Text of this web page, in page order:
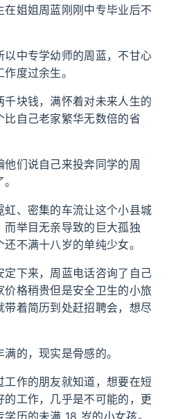
姐姐周蓝刚刚中专毕业后不
以中专学幼师的周蓝，不甘心
度过余生。
块钱，满怀着对未来人生的
比自己老家繁华无数倍的省
们说自己来投奔同学的周
、密集的车流让这个小县城
而举目无亲导致的巨大孤独
不满十八岁的单纯少女。
定下来，周蓝电话咨询了自己
价格稍贵但是安全卫生的小旅
着简历到处赶招聘会，想尽
的，现实是骨感的。
工作的朋友就知道，想要在短
的工作，几乎是不可能的，更
历的未满 18 岁的小女孩。